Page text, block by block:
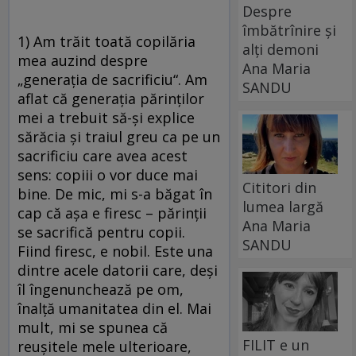
1) Am trăit toată copilăria
mea auzind despre
„generaţia de sacrificiu“. Am
aflat că generaţia părinţilor
mei a trebuit să-şi explice
sărăcia şi traiul greu ca pe un
sacrificiu care avea acest
sens: copiii o vor duce mai
bine. De mic, mi s-a băgat în
cap că aşa e firesc – părinţii
se sacrifică pentru copii.
Fiind firesc, e nobil. Este una
dintre acele datorii care, deşi
îl îngenunchează pe om,
înalţă umanitatea din el. Mai
mult, mi se spunea că
reuşitele mele ulterioare,
Despre
îmbătrînire și
alți demoni
Ana Maria
SANDU
Cititori din
lumea largă
Ana Maria
SANDU
FILIT e un